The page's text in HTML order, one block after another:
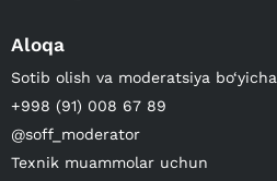
Aloqa
Sotib olish va moderatsiya bo‘yicha
+998 (91) 008 67 89
@soff_moderator
Texnik muammolar uchun